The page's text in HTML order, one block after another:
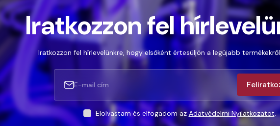
Iratkozzon fel
Iratkozzon fel hírlevelünkre, hogy elsőként értesüljön a legújabb
Elolvastam és elfogadom azAdatvédelmi Nyilatkozatot.